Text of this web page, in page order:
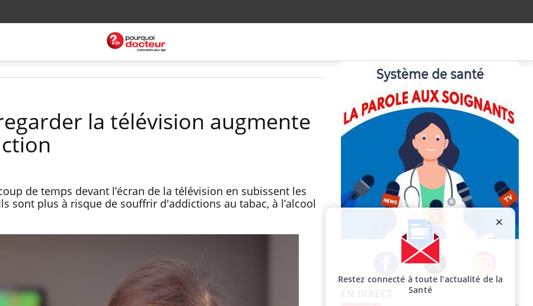
la télévision augmente
de temps devant l’écran de la télévision en subissent les
sont plus à risque de souffrir d'addictions au tabac, à l’alcool
Facebook Twitter Instagram
Restez connecté à toute l’actualité de la
Santé